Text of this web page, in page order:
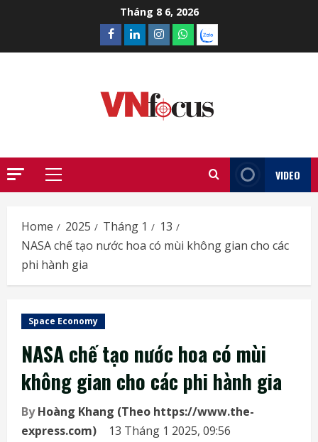
Tháng 8 6, 2026
Facebook
LinkedinInstagram
What’sapp
Zalo
Primary
VIDEO
Home 2025 Tháng 1
13
NASA chế tạo nước hoa có mùi không gian cho các
phi hành gia
Space Economy
NASA chế tạo nước hoa có mùi
không gian cho các phi hành gia
ByHoàng Khang (Theo https://www.the-
express.com)
13 Tháng 1 2025, 09:56